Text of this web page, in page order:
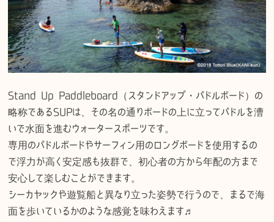
Stand Up Paddleboard（スタンドアップ・パドルボード）の
略称であるSUPは、その名の通りボードの上に立ってパドルを漕
いで水面を進むウォータースポーツです。
専用のパドルボードやサーフィン用のロングボードを使用するの
で浮力が高く安定感も抜群で、初心者の方から年配の方まで
安心して楽しむことができます。
シーカヤックや遊覧船と異なり立った姿勢で行うので、まるで海
面を歩いているかのような感覚を味わえます♬